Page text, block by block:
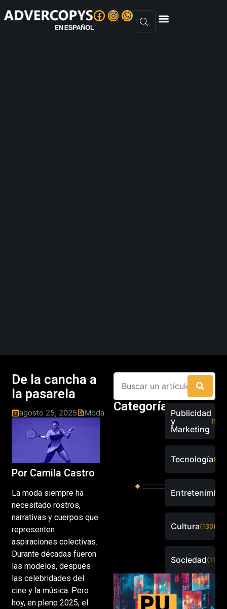
De la cancha a
la pasarela
agosto 25, 2025 Moda
Por Camila Castro
La moda siempre ha
necesitado rostros,
narrativas y cuerpos que
representen
aspiraciones colectivas.
Durante décadas fueron
las modelos, después
las celebridades del
cine y la música. Pero
hoy, en pleno 2025, el
CategoríasPublicidad
y
Marketing
Tecnología
Cultura(130)
Sociedad(115)